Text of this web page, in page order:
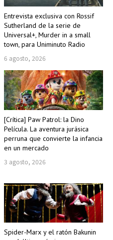
Entrevista exclusiva con Rossif
Sutherland de la serie de
Universal+, Murder in a small
town, para Uniminuto Radio
6 agosto, 2026
[Crítica] Paw Patrol: la Dino
Película. La aventura jurásica
perruna que convierte la infancia
en un mercado
3 agosto, 2026
Spider-Marx y el ratón Bakunin